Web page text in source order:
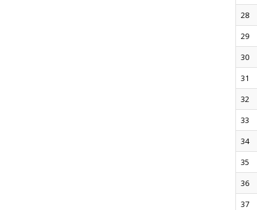
28
29
30
31
32
33
34
35
36
37